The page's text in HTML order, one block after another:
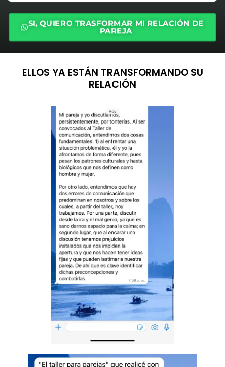
SI, QUIERO TRASFORMAR MI RELACIÓN DE
PAREJA
ELLOS YA ESTÁN TRANSFORMANDO SU
RELACIÓN